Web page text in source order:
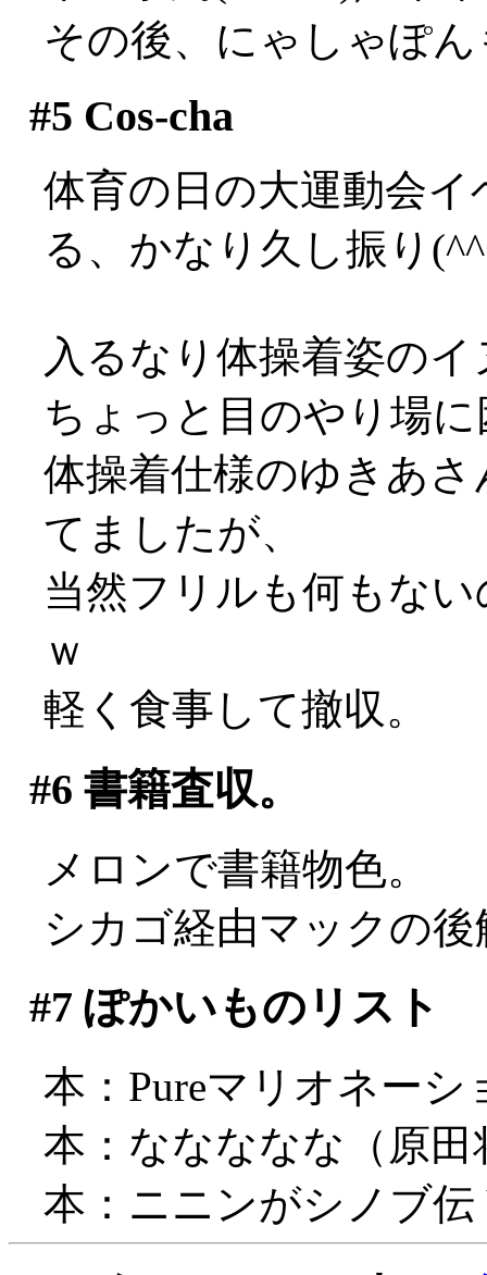
その後、にゃしゃぽ
#5 Cos-cha
体育の日の大運動会
る、かなり久し振り
入るなり体操着姿の
ちょっと目のやり場
体操着仕様のゆきあ
てましたが、
当然フリルも何もな
ｗ
軽く食事して撤収。
#6 書籍査収。
メロンで書籍物色。
シカゴ経由マックの後
#7 ぽかいものリスト
本：Pureマリオネーシ
本：ななななな（原田
本：ニニンがシノブ伝